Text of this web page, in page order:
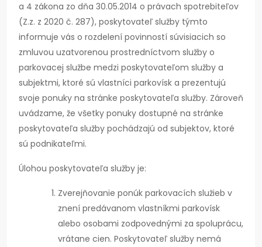
a 4 zákona zo dňa 30.05.2014 o právach spotrebiteľov
(Z.z. z 2020 č. 287), poskytovateľ služby týmto
informuje vás o rozdelení povinností súvisiacich so
zmluvou uzatvorenou prostredníctvom služby o
parkovacej službe medzi poskytovateľom služby a
subjektmi, ktoré sú vlastníci parkovísk a prezentujú
svoje ponuky na stránke poskytovateľa služby. Zároveň
uvádzame, že všetky ponuky dostupné na stránke
poskytovateľa služby pochádzajú od subjektov, ktoré
sú podnikateľmi.
Úlohou poskytovateľa služby je:
Zverejňovanie ponúk parkovacích služieb v
znení predávanom vlastníkmi parkovísk
alebo osobami zodpovednými za spoluprácu,
vrátane cien. Poskytovateľ služby nemá